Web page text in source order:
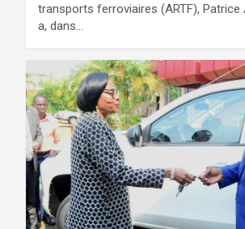
transports ferroviaires (ARTF), Patrice
a, dans…